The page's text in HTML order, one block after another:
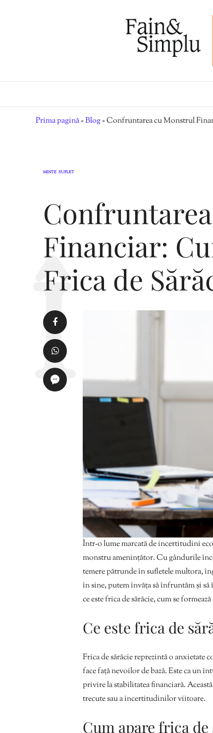
Prima pagină»Blog»Confruntarea cu Monstrul
MINTE SUFLET
Financiar:
Frica de
Într-o lume marcată de incertitudini
monstru amenințător. Cu gândurile
temere pătrunde în sufletele multora,
în sine, putem învăța să înfruntăm și
ce este frica de sărăcie, cum se
Ce este frica de
Frica de sărăcie reprezintă o anxietate
face față nevoilor de bază. Este ca un
privire la stabilitatea financiară.
trecute sau a incertitudinilor viitoare.
Cum apare frica de